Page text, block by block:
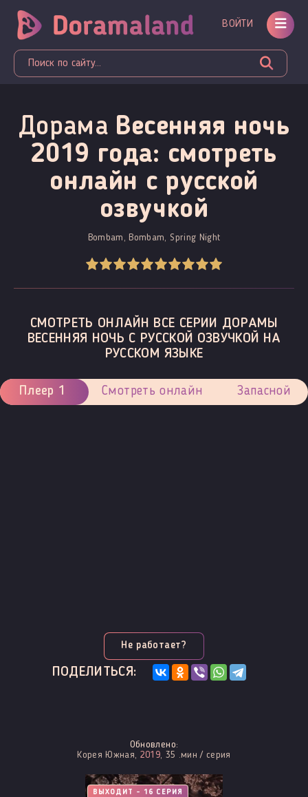
ВОЙТИ
Дорама Весенняя ночь
2019 года: смотреть
онлайн c русской
озвучкой
Bombam, Bombam, Spring Night
СМОТРЕТЬ ОНЛАЙН ВСЕ СЕРИИ ДОРАМЫ
ВЕСЕННЯЯ НОЧЬ С РУССКОЙ ОЗВУЧКОЙ НА
РУССКОМ ЯЗЫКЕ
Плеер 1 Смотреть онлайн Запасной
Не работает?
ПОДЕЛИТЬСЯ:
Обновлено:
Корея Южная, 2019 , 35 .мин / серия
ВЫХОДИТ - 16 СЕРИЯ